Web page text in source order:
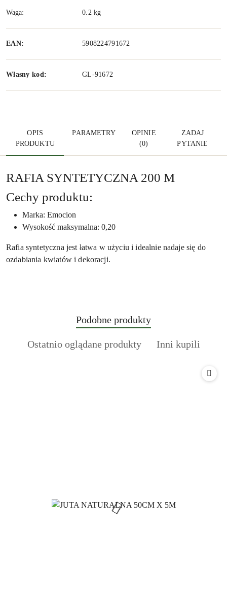
Waga: 0.2 kg
EAN: 5908224791672
Własny kod: GL-91672
OPIS
PRODUKTU
PARAMETRY
OPINIE
(0)
ZADAJ
PYTANIE
RAFIA SYNTETYCZNA 200 M
Cechy produktu:
Marka: Emocion
Wysokość maksymalna: 0,20
Rafia syntetyczna jest łatwa w użyciu i idealnie nadaje się do
ozdabiania kwiatów i dekoracji.
Pomiń karuzelę produktów
Produkty
statusie:
Podobne produkty
Produkty
Ostatnio oglądane produkty
Produkty
Inni kupili